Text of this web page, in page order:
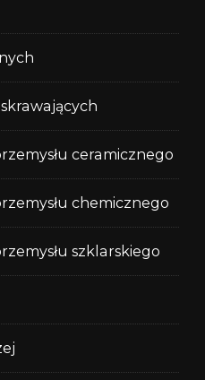
ceramicznego
chemicznego
szklarskiego